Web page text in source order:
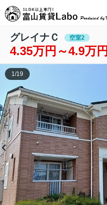
グレイナＣ 空室2
4.35万円～4.9万円
1/19